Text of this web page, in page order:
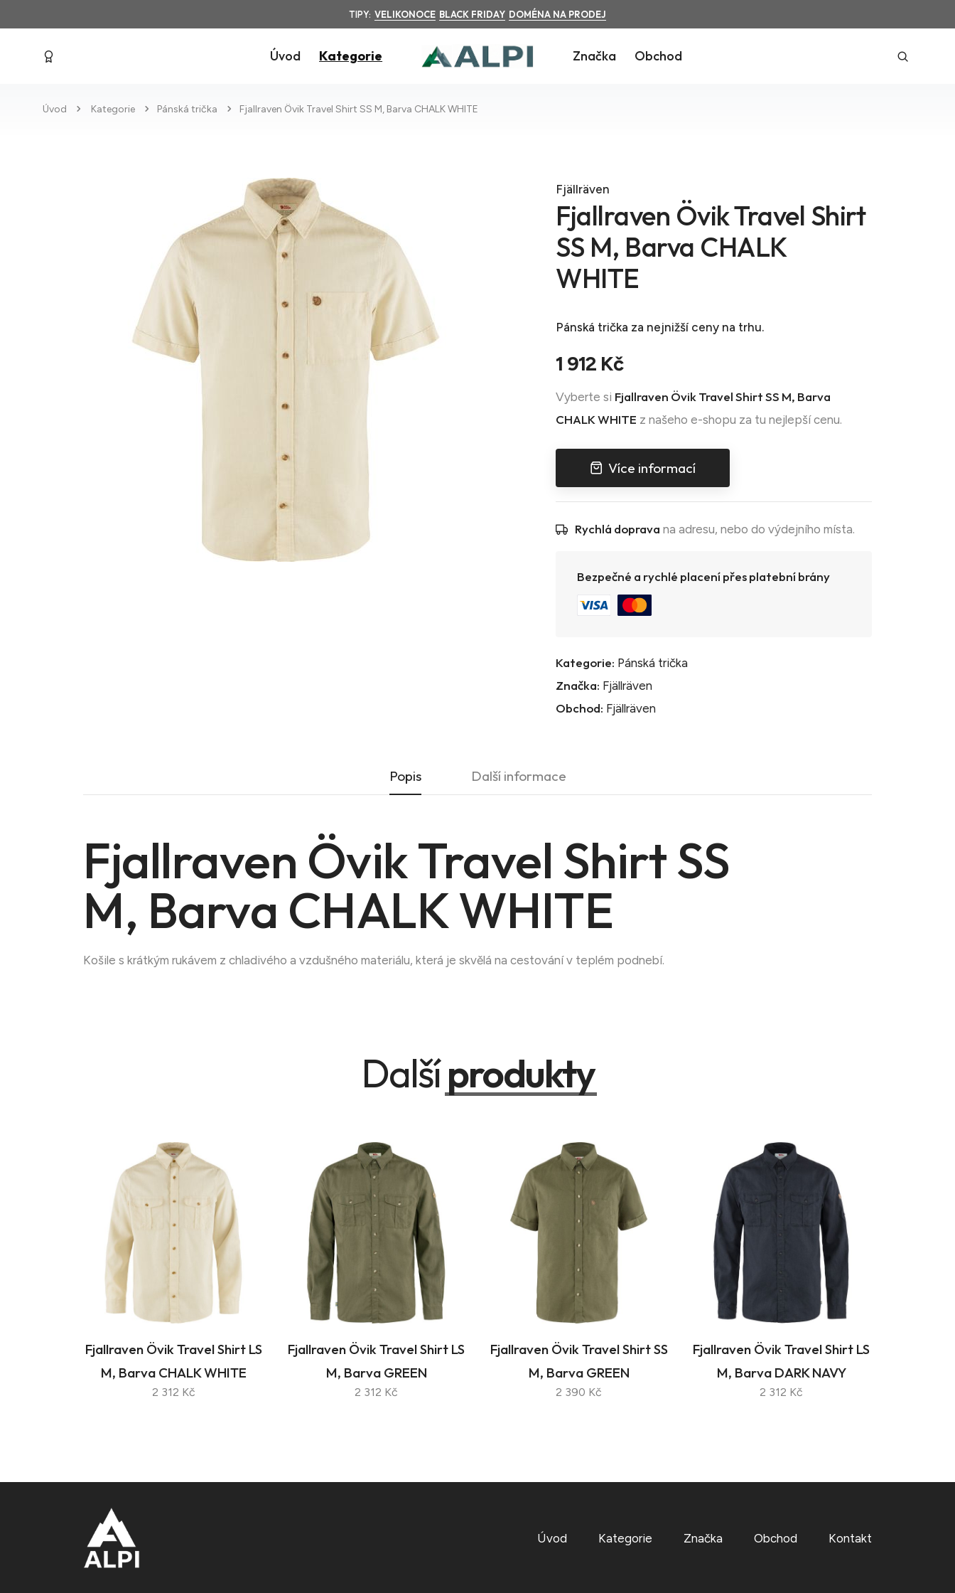
TIPY: VELIKONOCE BLACK FRIDAY DOMÉNA NA PRODEJ
Úvod Kategorie Značka Obchod
Úvod Kategorie Pánská trička Fjallraven Övik Travel Shirt SS M, Barva CHALK WHITE
Fjällräven
Fjallraven Övik Travel Shirt
SS M, Barva CHALK
WHITE
Pánská trička za nejnižší ceny na trhu.
1 912 Kč
Vyberte si Fjallraven Övik Travel Shirt SS M, Barva
CHALK WHITE z našeho e-shopu za tu nejlepší cenu.
Více informací
Rychlá doprava na adresu, nebo do výdejního místa.
Bezpečné a rychlé placení přes platební brány
Kategorie: Pánská trička
Značka: Fjällräven
Obchod: Fjällräven
Popis Další informace
Fjallraven Övik Travel Shirt SS
M, Barva CHALK WHITE
Košile s krátkým rukávem z chladivého a vzdušného materiálu, která je skvělá na cestování v teplém podnebí.
Dalšíprodukty
Fjallraven Övik Travel Shirt LS
M, Barva CHALK WHITE
2 312 Kč
Fjallraven Övik Travel Shirt LS
M, Barva GREEN
2 312 Kč
Fjallraven Övik Travel Shirt SS
M, Barva GREEN
2 390 Kč
Fjallraven Övik Travel Shirt LS
M, Barva DARK NAVY
2 312 Kč
Úvod Kategorie Značka Obchod Kontakt